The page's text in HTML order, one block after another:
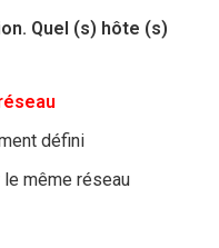
Quel (s) hôte (s)
défini
même réseau